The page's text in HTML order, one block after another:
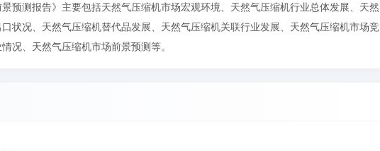
预测报告》主要包括天然气压缩机市场宏观环境、天然气压缩机行业总体发展、天然
状况、天然气压缩机替代品发展、天然气压缩机关联行业发展、天然气压缩机市场竞
况、天然气压缩机市场前景预测等。